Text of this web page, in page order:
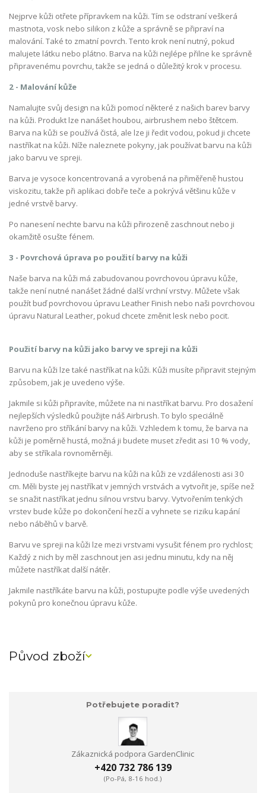
Nejprve kůži otřete přípravkem na kůži. Tím se odstraní veškerá
mastnota, vosk nebo silikon z kůže a správně se připraví na
malování. Také to zmatní povrch. Tento krok není nutný, pokud
malujete látku nebo plátno. Barva na kůži nejlépe přilne ke správně
připravenému povrchu, takže se jedná o důležitý krok v procesu.
2 - Malování kůže
Namalujte svůj design na kůži pomocí některé z našich barev barvy
na kůži. Produkt lze nanášet houbou, airbrushem nebo štětcem.
Barva na kůži se používá čistá, ale lze ji ředit vodou, pokud ji chcete
nastříkat na kůži. Níže naleznete pokyny, jak používat barvu na kůži
jako barvu ve spreji.
Barva je vysoce koncentrovaná a vyrobená na přiměřeně hustou
viskozitu, takže při aplikaci dobře teče a pokrývá většinu kůže v
jedné vrstvě barvy.
Po nanesení nechte barvu na kůži přirozeně zaschnout nebo ji
okamžitě osušte fénem.
3 - Povrchová úprava po použití barvy na kůži
Naše barva na kůži má zabudovanou povrchovou úpravu kůže,
takže není nutné nanášet žádné další vrchní vrstvy. Můžete však
použít buď povrchovou úpravu Leather Finish nebo naši povrchovou
úpravu Natural Leather, pokud chcete změnit lesk nebo pocit.
Použití barvy na kůži jako barvy ve spreji na kůži
Barvu na kůži lze také nastříkat na kůži. Kůži musíte připravit stejným
způsobem, jak je uvedeno výše.
Jakmile si kůži připravíte, můžete na ni nastříkat barvu. Pro dosažení
nejlepších výsledků použijte náš Airbrush. To bylo speciálně
navrženo pro stříkání barvy na kůži. Vzhledem k tomu, že barva na
kůži je poměrně hustá, možná ji budete muset zředit asi 10 % vody,
aby se stříkala rovnoměrněji.
Jednoduše nastříkejte barvu na kůži na kůži ze vzdálenosti asi 30
cm. Měli byste jej nastříkat v jemných vrstvách a vytvořit je, spíše než
se snažit nastříkat jednu silnou vrstvu barvy. Vytvořením tenkých
vrstev bude kůže po dokončení hezčí a vyhnete se riziku kapání
nebo náběhů v barvě.
Barvu ve spreji na kůži lze mezi vrstvami vysušit fénem pro rychlost;
Každý z nich by měl zaschnout jen asi jednu minutu, kdy na něj
můžete nastříkat další nátěr.
Jakmile nastříkáte barvu na kůži, postupujte podle výše uvedených
pokynů pro konečnou úpravu kůže.
Původ zboží
Potřebujete poradit?
Zákaznická podpora GardenClinic
+420 732 786 139
(Po-Pá, 8-16 hod.)